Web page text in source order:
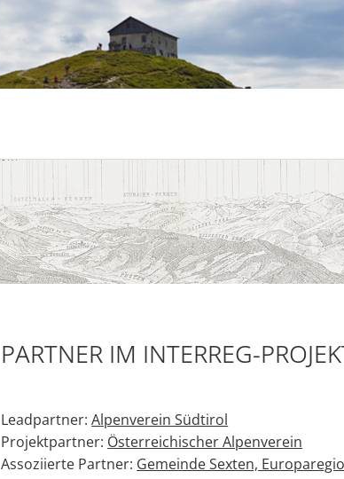
PARTNER IM INTERREG-
Leadpartner:Alpenverein Südtirol
Projektpartner: Österreichischer Alpenverein
Assoziierte Partner: Gemeinde Sexten,